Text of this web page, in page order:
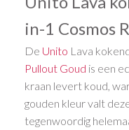
in-1 Cosmos
De Unito Lava
Pullout Goud is een
kraan levert koud,
gouden kleur valt
tegenwoordig